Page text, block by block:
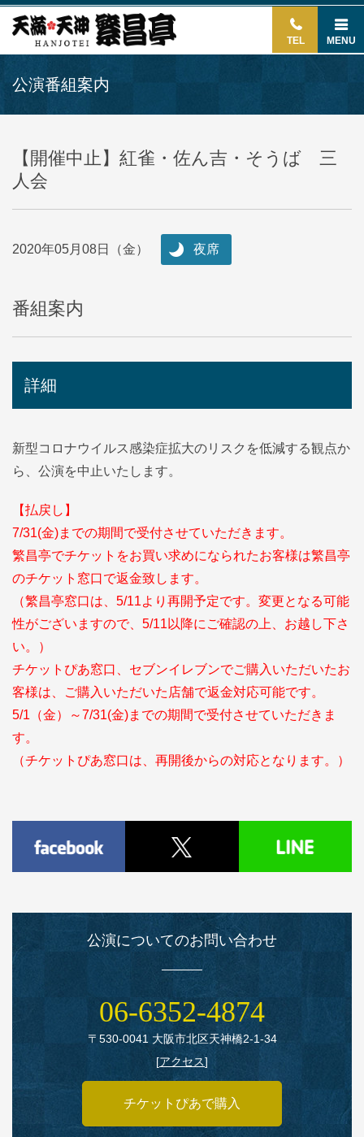
TEL MENU
公演番組案内
【開催中止】紅雀・佐ん吉・そうば 三
人会
2020年05月08日（金） 夜席
番組案内
詳細
新型コロナウイルス感染症拡大のリスクを低減する観点か
ら、公演を中止いたします。
【払戻し】
7/31(金)までの期間で受付させていただきます。
繁昌亭でチケットをお買い求めになられたお客様は繁昌亭
のチケット窓口で返金致します。
（繁昌亭窓口は、5/11より再開予定です。変更となる可能
性がございますので、5/11以降にご確認の上、お越し下さ
い。）
チケットぴあ窓口、セブンイレブンでご購入いただいたお
客様は、ご購入いただいた店舗で返金対応可能です。
5/1（金）～7/31(金)までの期間で受付させていただきま
す。
（チケットぴあ窓口は、再開後からの対応となります。）
公演についてのお問い合わせ
06‑6352‑4874
〒530‑0041 大阪市北区天神橋2‑1‑34
[アクセス]
チケットぴあで購入